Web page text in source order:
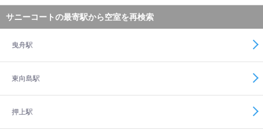
サニーコートの最寄駅から空室を再検索
曳舟駅
東向島駅
押上駅